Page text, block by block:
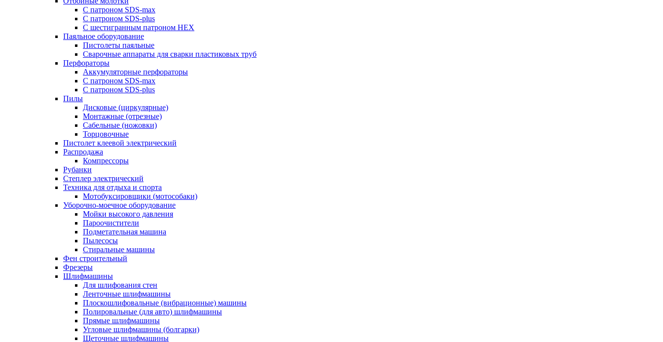
С патроном SDS-max
С патроном SDS-plus
С шестигранным патроном HEX
Паяльное оборудование
Пистолеты паяльные
Сварочные аппараты для сварки пластиковых труб
Перфораторы
Аккумуляторные перфораторы
С патроном SDS-max
С патроном SDS-plus
Пилы
Дисковые (циркулярные)
Монтажные (отрезные)
Сабельные (ножовки)
Торцовочные
Пистолет клеевой электрический
Распродажа
Компрессоры
Рубанки
Степлер электрический
Техника для отдыха и спорта
Мотобуксировщики (мотособаки)
Уборочно-моечное оборудование
Мойки высокого давления
Пароочистители
Подметательная машина
Пылесосы
Стиральные машины
Фен строительный
Фрезеры
Шлифмашины
Для шлифования стен
Ленточные шлифмашины
Плоскошлифовальные (вибрационные) машины
Полировальные (для авто) шлифмашины
Прямые шлифмашины
Угловые шлифмашины (болгарки)
Щеточные шлифмашины